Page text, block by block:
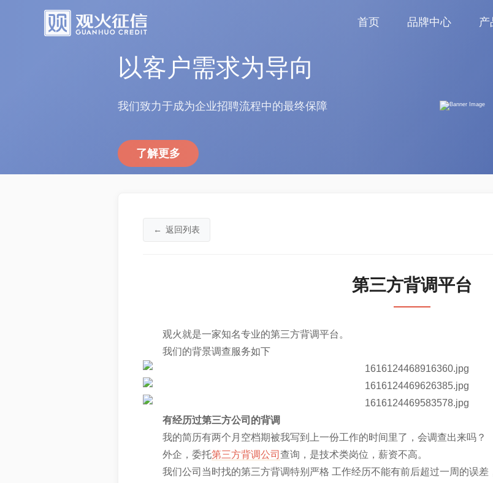
首页 品牌中心 产
以客户需求为导向
我们致力于成为企业招聘流程中的最终保障
了解更多
← 返回列表
第三方背调平台
观火就是一家知名专业的第三方背调平台。
我们的背景调查服务如下
有经历过第三方公司的背调
我的简历有两个月空档期被我写到上一份工作的时间里了，会调查出来吗？
外企，委托第三方背调公司 查询，是技术类岗位，薪资不高。
我们公司当时找的第三方背调特别严格 工作经历不能有前后超过一周的误